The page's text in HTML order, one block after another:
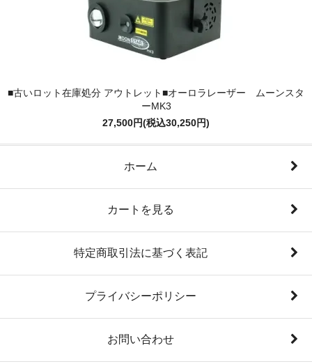
■古いロット在庫処分 アウトレット■オーロラレーザー ムーンスタ
ーMK3
27,500円(税込30,250円)
ホーム
カートを見る
特定商取引法に基づく表記
プライバシーポリシー
お問い合わせ